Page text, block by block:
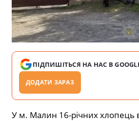
ПІДПИШІТЬСЯ НА НАС В
ДОДАТИ ЗАРАЗ
У м. Малин 16-річних хлопець